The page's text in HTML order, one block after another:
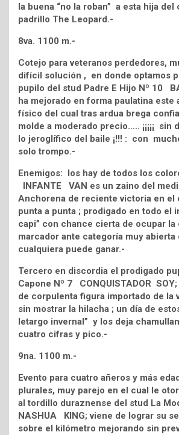
la buena “no la roban” a esta hija del
padrillo The Leopard.-
8va. 1100 m.-
Cotejo para veteranos perdedores,
difícil solución , en donde optamos
pupilo del stud Padre E Hijo Nº 10
ha mejorado en forma paulatina este
físico del cual tras ardua brega
molde a moderado precio….. ¡¡¡¡¡
lo jeroglífico del baile ¡!!! : con
solo trompo.-
Enemigos: los hay de todos los
INFANTE VAN es un zaino del
Anchorena de reciente victoria en el
punta a punta ; prodigado en todo el
capi” con chance cierta de ocupar la
marcador ante categoría muy abierta
cualquiera puede ganar.-
Tercero en discordia el prodigado
Capone Nº 7 CONQUISTADOR
de corpulenta figura importado de la
sin mostrar la hilacha ; un día de
letargo invernal” y los deja
cuatro cifras y pico.-
9na. 1100 m.-
Evento para cuatro añeros y más
plurales, muy parejo en el cual le
al tordillo duraznense del stud La
NASHUA KING; viene de lograr su
sobre el kilómetro mejorando sin